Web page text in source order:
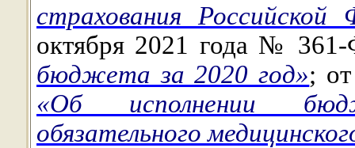
страхования
октября 2021 года №
бюджета за 2020 год»;
«Об исполнении
обязательного